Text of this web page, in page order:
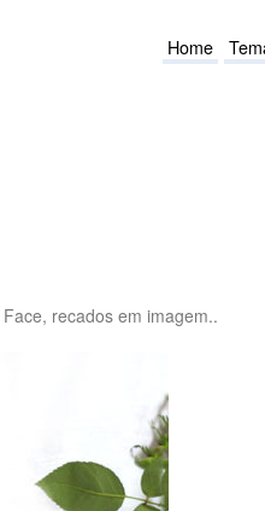
Home
recados em imagem..